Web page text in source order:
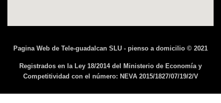
Pagina Web de Tele-guadalcan SLU - pienso a domicilio © 2021
Registrados en la Ley 18/2014 del Ministerio de Economía y
Competitividad con el número: NEVA 2015/1827/07/19/2/V